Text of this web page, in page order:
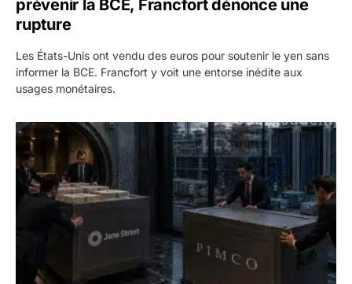
prévenir la BCE, Francfort dénonce une
rupture
Les États-Unis ont vendu des euros pour soutenir le yen sans
informer la BCE. Francfort y voit une entorse inédite aux
usages monétaires.
Jane Street négocie le transfert de 11 milliards de